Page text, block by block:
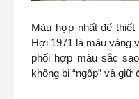
Màu hợp nhất để
Hợi 1971 là màu vàng
phối hợp màu sắc
không bị “ngộp” và